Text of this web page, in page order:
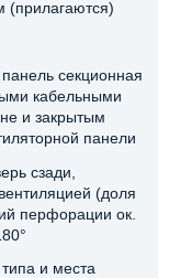
(прилагаются)
секционная
кабельными
и закрытым
панели
сзади,
(доля
перфорации ок.
и места